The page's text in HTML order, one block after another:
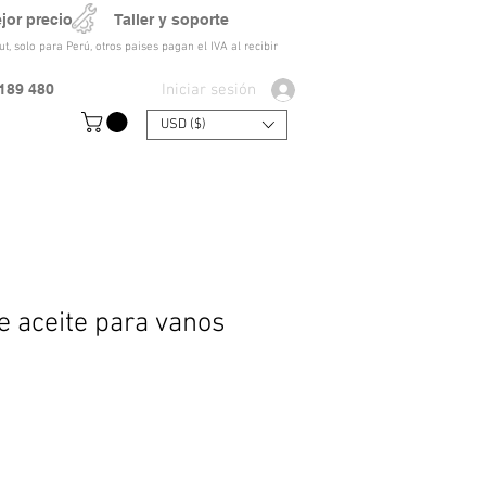
solo para Perú, otros paises pagan el IVA al recibir
Iniciar sesión
480
USD ($)
precio Taller y soporte
aceite para vanos